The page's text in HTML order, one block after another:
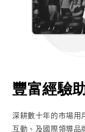
豐富經驗
深耕數十年的市場用
互動、及國際領導